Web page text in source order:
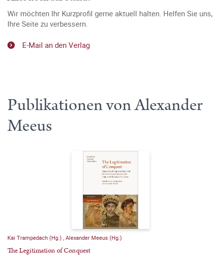
Wir möchten Ihr Kurzprofil gerne aktuell halten. Helfen Sie uns,
Ihre Seite zu verbessern.
E-Mail an den Verlag
Publikationen von Alexander
Meeus
Kai Trampedach (Hg.) Alexander Meeus (Hg.)
The Legitimation of Conquest